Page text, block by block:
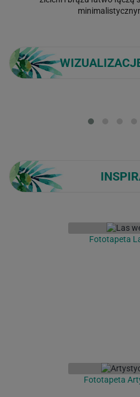
Fototapeta
Fototapeta